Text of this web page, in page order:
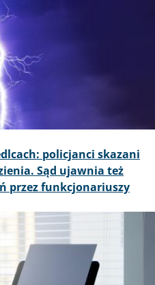
policjanci skazani
Sąd ujawnia też
przez funkcjonariuszy